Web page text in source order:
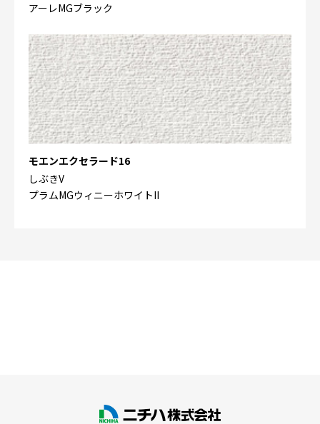
アーレMGブラック
モエンエクセラード16
しぶきV
プラムMGウィニーホワイトII